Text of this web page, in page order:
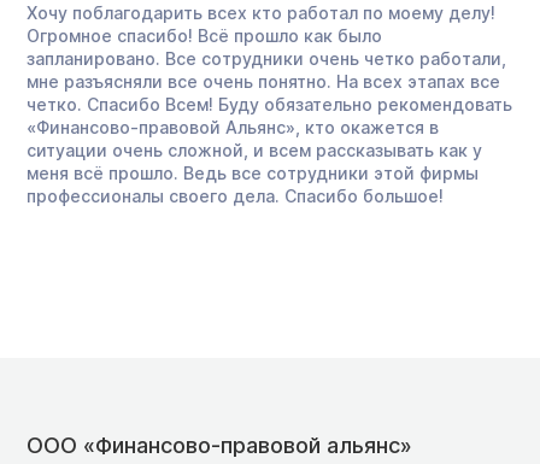
Хочу поблагодарить всех кто работал по моему делу!
Огромное спасибо! Всё прошло как было
запланировано. Все сотрудники очень четко работали,
мне разъясняли все очень понятно. На всех этапах все
четко. Спасибо Всем! Буду обязательно рекомендовать
«Финансово-правовой Альянс», кто окажется в
ситуации очень сложной, и всем рассказывать как у
меня всё прошло. Ведь все сотрудники этой фирмы
профессионалы своего дела. Спасибо большое!
ООО «Финансово-правовой альянс»